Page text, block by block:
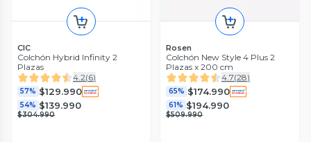
CIC
Colchón Hybrid Infinity 2
Plazas
4.2(6)
57% $129.990
54% $139.990
$304.990
Rosen
Colchón New Style 4 Plus 2
Plazas x 200 cm
4.7(28)
65% $174.990
61% $194.990
$509.990